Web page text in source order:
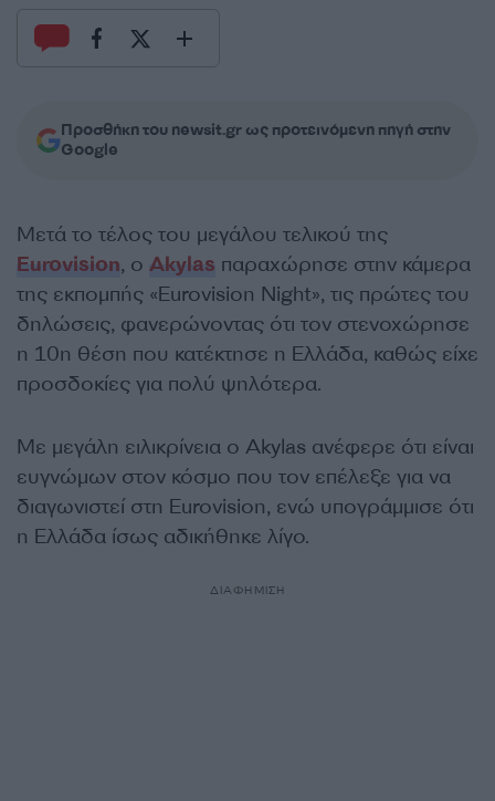
Προσθήκη του newsit.gr ως προτεινόμενη πηγή στην
Google
Μετά το τέλος του μεγάλου τελικού της
Eurovision, ο Akylas παραχώρησε στην κάμερα
της εκπομπής «Eurovision Νight», τις πρώτες του
δηλώσεις, φανερώνοντας ότι τον στενοχώρησε
η 10η θέση που κατέκτησε η Ελλάδα, καθώς είχε
προσδοκίες για πολύ ψηλότερα.
Με μεγάλη ειλικρίνεια ο Akylas ανέφερε ότι είναι
ευγνώμων στον κόσμο που τον επέλεξε για να
διαγωνιστεί στη Eurovision, ενώ υπογράμμισε ότι
η Ελλάδα ίσως αδικήθηκε λίγο.
ΔΙΑΦΗΜΙΣΗ